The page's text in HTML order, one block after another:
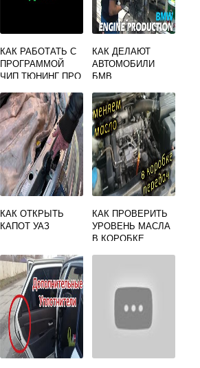
КАК РАБОТАТЬ С
ПРОГРАММОЙ
ЧИП ТЮНИНГ ПРО
КАК ДЕЛАЮТ
АВТОМОБИЛИ
БМВ
КАК ОТКРЫТЬ
КАПОТ УАЗ
КАК ПРОВЕРИТЬ
УРОВЕНЬ МАСЛА
В КОРОБКЕ